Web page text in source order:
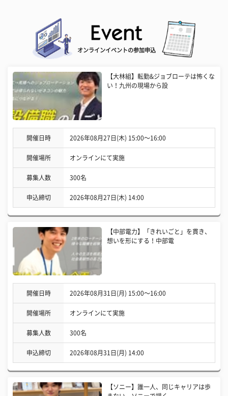
オンラインイベントの参加申込
【大林組】転勤&ジョブローテは怖くな
い！九州の現場から設
開催日時 2026年08月27日(木) 15:00〜16:00
開催場所 オンラインにて実施
募集人数 300名
申込締切 2026年08月27日(木) 14:00
【中部電力】「きれいごと」を貫き、
想いを形にする！中部電
開催日時 2026年08月31日(月) 15:00〜16:00
開催場所 オンラインにて実施
募集人数 300名
申込締切 2026年08月31日(月) 14:00
【ソニー】誰一人、同じキャリアは歩